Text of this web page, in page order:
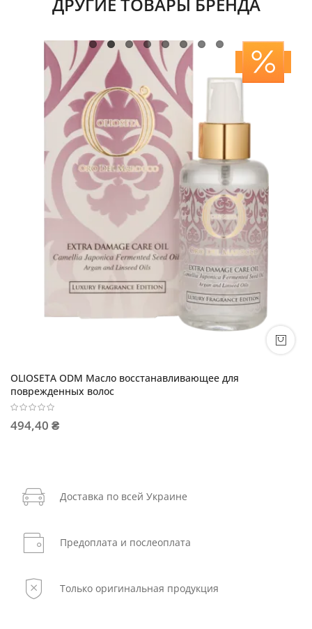
OLIOSETA ODM Масло восстанавливающее для
поврежденных волос
494,40 ₴
Доставка по всей Украине
Предоплата и послеоплата
Только оригинальная продукция